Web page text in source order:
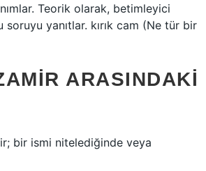
Teorik olarak, betimleyici
soruyu yanıtlar. kırık cam (Ne tür bir
ARASINDAKI
bir ismi nitelediğinde veya